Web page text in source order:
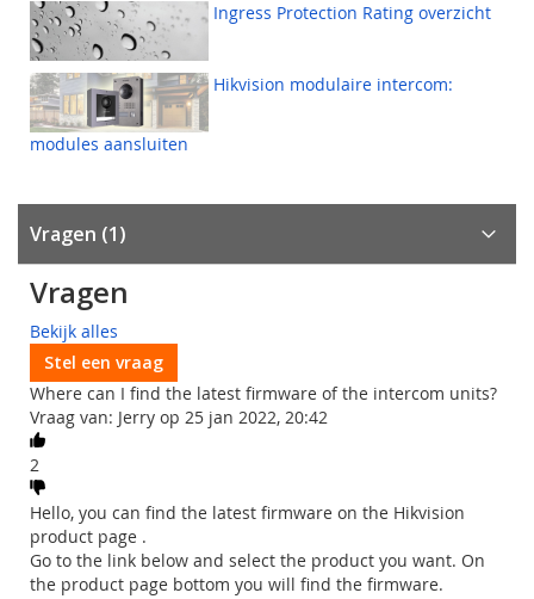
Ingress Protection Rating overzicht
Hikvision modulaire intercom:
modules aansluiten
Vragen 1
Vragen
Bekijk alles
Stel een vraag
Where can I find the latest firmware of the intercom units?
Vraag van: Jerry op 25 jan 2022, 20:42
2
Hello, you can find the latest firmware on the Hikvision
product page .
Go to the link below and select the product you want. On
the product page bottom you will find the firmware.